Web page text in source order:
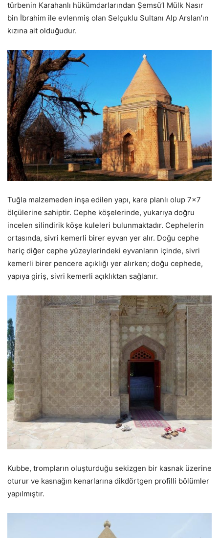
türbenin Karahanlı hükümdarlarından Şemsü’l Mülk Nasır
bin İbrahim ile evlenmiş olan Selçuklu Sultanı Alp Arslan’ın
kızına ait olduğudur.
Tuğla malzemeden inşa edilen yapı, kare planlı olup 7×7
ölçülerine sahiptir. Cephe köşelerinde, yukarıya doğru
incelen silindirik köşe kuleleri bulunmaktadır. Cephelerin
ortasında, sivri kemerli birer eyvan yer alır. Doğu cephe
hariç diğer cephe yüzeylerindeki eyvanların içinde, sivri
kemerli birer pencere açıklığı yer alırken; doğu cephede,
yapıya giriş, sivri kemerli açıklıktan sağlanır.
Kubbe, trompların oluşturduğu sekizgen bir kasnak üzerine
oturur ve kasnağın kenarlarına dikdörtgen profilli bölümler
yapılmıştır.